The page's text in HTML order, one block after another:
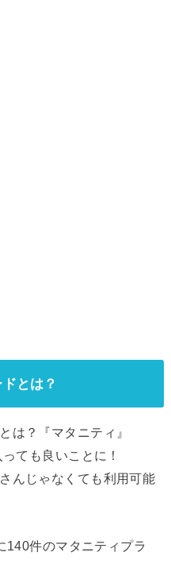
とは？
は？『マタニティ』
ても良いことに！
んじゃなくても利用可能
件のマタニティプラ